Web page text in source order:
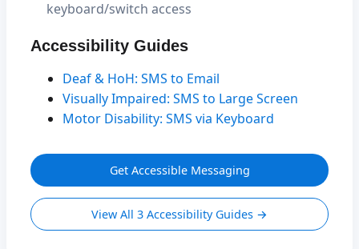
keyboard/switch access
Accessibility Guides
Deaf & HoH: SMS to Email
Visually Impaired: SMS to Large Screen
Motor Disability: SMS via Keyboard
Get Accessible Messaging
View All 3 Accessibility Guides →